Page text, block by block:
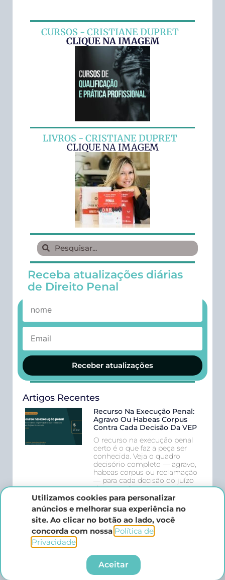
CURSOS - CRISTIANE DUPRET
CLIQUE NA IMAGEM
LIVROS - CRISTIANE DUPRET
CLIQUE NA IMAGEM
Receba atualizações diárias
de Direito Penal
Receber atualizações
Artigos Recentes
Recurso Na Execução Penal:
Agravo Ou Habeas Corpus
Contra Cada Decisão Da VEP
O recurso na execução penal
certo é o que faz a peça ser
conhecida. Veja o quadro
decisório completo — agravo,
habeas corpus ou reclamação
— para cada decisão do juízo
da execução, com prazos,
estrutura da peça e os erros
que levam ao não
conhecimento.
Progressão No Tráfico
Após A Súmula Vinculante 63
A progressão no tráfico
Utilizamos cookies para personalizar
anúncios e melhorar sua experiência no
site. Ao clicar no botão ao lado, você
concorda com nossa Política de
Privacidade.​
Aceitar